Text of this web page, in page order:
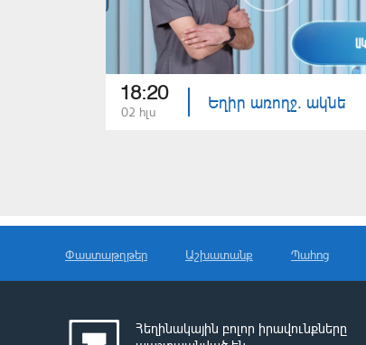
18:20
02 հլս Եղիր առողջ. ակնե
Փաստաթղթեր Աշխատանք Պահոց
Հեղինակային բոլոր իրավունքները